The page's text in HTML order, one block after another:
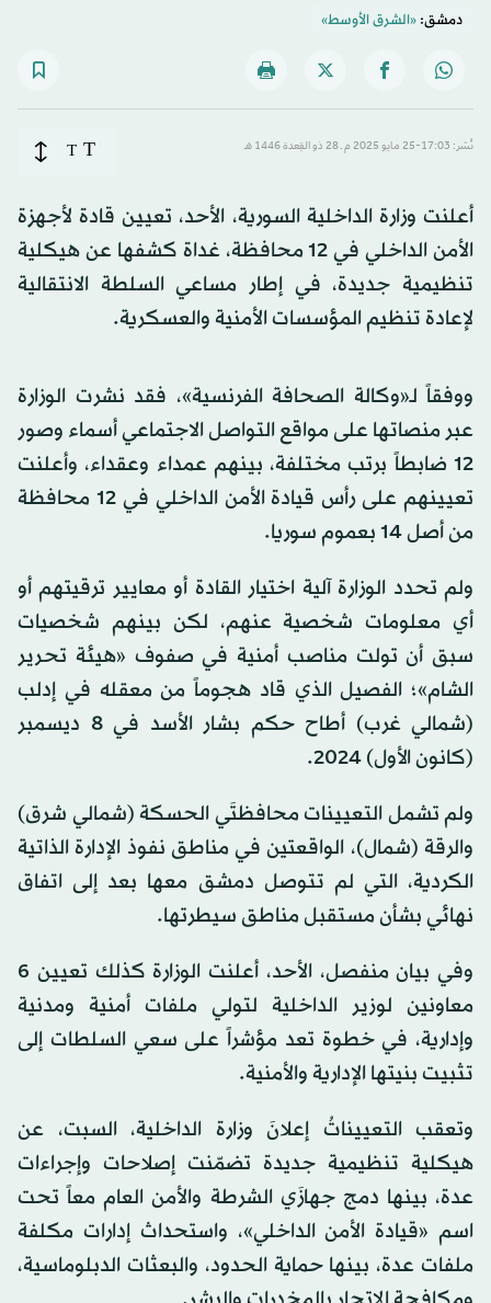
دمشق:«الشرق الأوسط»
نُشر: 17:03-25 مايو 2025 م ـ 28 ذو القِعدة 1446 هـ T
T
أعلنت وزارة الداخلية السورية، الأحد، تعيين قادة لأجهزة
الأمن الداخلي في 12 محافظة، غداة كشفها عن هيكلية
تنظيمية جديدة، في إطار مساعي السلطة الانتقالية
لإعادة تنظيم المؤسسات الأمنية والعسكرية.
ووفقاً لـ«وكالة الصحافة الفرنسية»، فقد نشرت الوزارة
عبر منصاتها على مواقع التواصل الاجتماعي أسماء وصور
12 ضابطاً برتب مختلفة، بينهم عمداء وعقداء، وأعلنت
تعيينهم على رأس قيادة الأمن الداخلي في 12 محافظة
من أصل 14 بعموم سوريا.
ولم تحدد الوزارة آلية اختيار القادة أو معايير ترقيتهم أو
أي معلومات شخصية عنهم، لكن بينهم شخصيات
سبق أن تولت مناصب أمنية في صفوف «هيئة تحرير
الشام»؛ الفصيل الذي قاد هجوماً من معقله في إدلب
(شمالي غرب) أطاح حكم بشار الأسد في 8 ديسمبر
(كانون الأول) 2024.
ولم تشمل التعيينات محافظتَي الحسكة (شمالي شرق)
والرقة (شمال)، الواقعتين في مناطق نفوذ الإدارة الذاتية
الكردية، التي لم تتوصل دمشق معها بعد إلى اتفاق
نهائي بشأن مستقبل مناطق سيطرتها.
وفي بيان منفصل، الأحد، أعلنت الوزارة كذلك تعيين 6
معاونين لوزير الداخلية لتولي ملفات أمنية ومدنية
وإدارية، في خطوة تعد مؤشراً على سعي السلطات إلى
تثبيت بنيتها الإدارية والأمنية.
وتعقب التعييناتُ إعلانَ وزارة الداخلية، السبت، عن
هيكلية تنظيمية جديدة تضمّنت إصلاحات وإجراءات
عدة، بينها دمج جهازَي الشرطة والأمن العام معاً تحت
اسم «قيادة الأمن الداخلي»، واستحداث إدارات مكلفة
ملفات عدة، بينها حماية الحدود، والبعثات الدبلوماسية،